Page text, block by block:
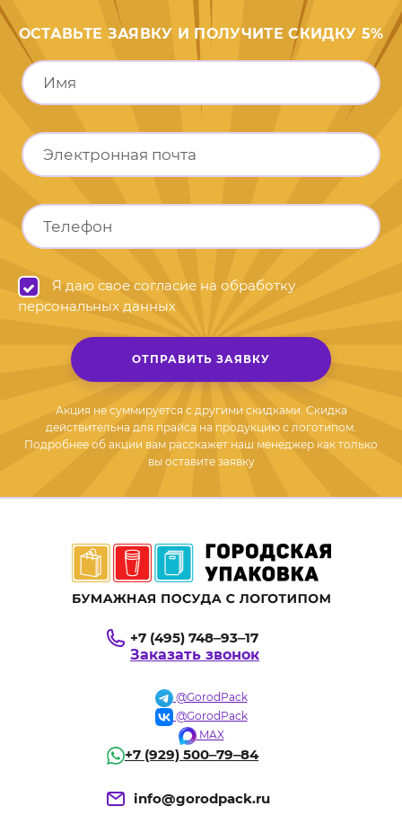
ОСТАВЬТЕ ЗАЯВКУ И ПОЛУЧИТЕ СКИДКУ 5%
Я даю свое согласие на обработку
персональных данных
ОТПРАВИТЬ ЗАЯВКУ
Акция не суммируется с другими скидками. Скидка
действительна для прайса на продукцию с логотипом.
Подробнее об акции вам расскажет наш менеджер как только
вы оставите заявку
+7 (495) 748‒93‒17
Заказать звонок
@GorodPack
@GorodPack
MAX
+7 (929) 500‒79‒84
info@gorodpack.ru